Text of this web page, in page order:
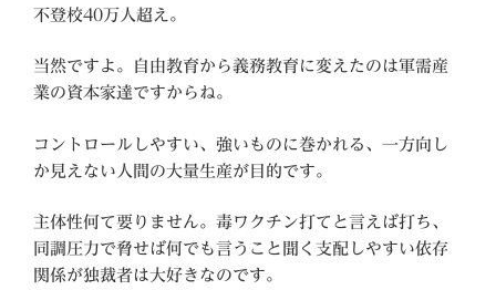
不登校40万人超え。
当然ですよ。自由教育から義務教育に変えたのは軍需産
業の資本家達ですからね。
コントロールしやすい、強いものに巻かれる、一方向し
か見えない人間の大量生産が目的です。
主体性何て要りません。毒ワクチン打てと言えば打ち、
同調圧力で脅せば何でも言うこと聞く支配しやすい依存
関係が独裁者は大好きなのです。